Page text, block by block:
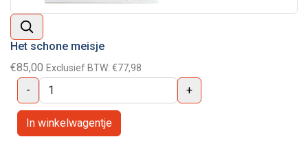
Het schone meisje
€85,00 Exclusief BTW: €77,98
- +